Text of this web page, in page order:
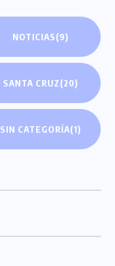
NOTICIAS(9)
SANTA CRUZ(20)
SIN CATEGORÍA(1)